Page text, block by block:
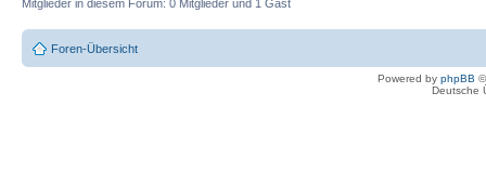
Mitglieder in diesem Forum: 0 Mitglieder und 1 Gast
Foren-Übersicht
Powered by phpBB
Deutsche